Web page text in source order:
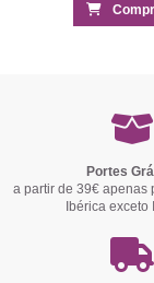
Portes
a partir de 39€ apenas
Ibérica exceto